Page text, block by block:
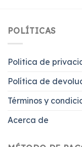
POLÍTICAS
Politica de
Política de
Términos y
Acerca de